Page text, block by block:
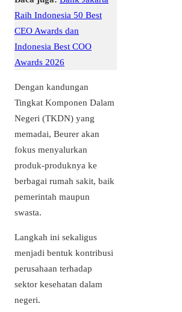
Raih Indonesia 50 Best
CEO Awards dan
Indonesia Best COO
Awards 2026
Dengan kandungan
Tingkat Komponen Dalam
Negeri (TKDN) yang
memadai, Beurer akan
fokus menyalurkan
produk-produknya ke
berbagai rumah sakit, baik
pemerintah maupun
swasta.
Langkah ini sekaligus
menjadi bentuk kontribusi
perusahaan terhadap
sektor kesehatan dalam
negeri.